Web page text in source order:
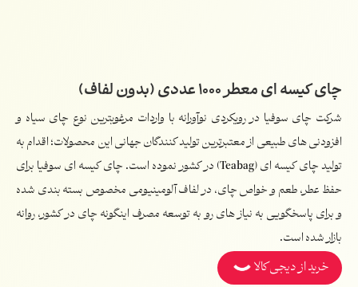
چای کیسه ای معطر ۱۰۰۰ عددی (بدون لفاف)
شرکت چای سوفیا در رویکردی نوآورانه با واردات مرغوبترین نوع چای سیاه و
افزودنی های طبیعی از معتبرترین تولید کنندگان جهانی این محصولات؛ اقدام به
تولید چای کیسه ای (Teabag) در کشور نموده است. چای کیسه ای سوفیا برای
حفظ عطر، طعم و خواص چای، در لفاف آلومینیومی مخصوص بسته بندی شده
و برای پاسخگویی به نیاز های رو به توسعه مصرف اینگونه چای در کشور، روانه
بازار شده است.
خرید از دیجی کالا